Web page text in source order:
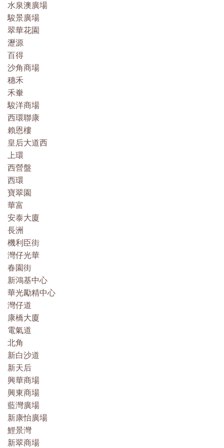
水泉澳廣場
駿景廣場
翠華花園
瀝源
百得
沙角商場
穗禾
禾輋
駿洋商場
西環聯康
賴恩樓
皇后大道西
上環
西營盤
西環
寶翠園
華富
安泰大廈
長洲
機利臣街
灣仔光華
春園街
新鴻基中心
華光勵精中心
灣仔道
康橋大廈
電氣道
北角
新白沙道
新天后
興華商場
興東商場
藍灣廣場
新康怡廣場
鯉景灣
新翠商場